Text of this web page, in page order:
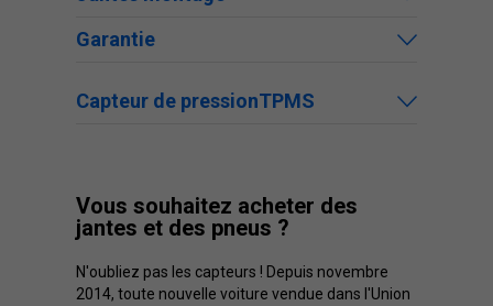
Garantie
Capteur de pressionTPMS
Vous souhaitez acheter des
jantes et des pneus ?
N'oubliez pas les capteurs ! Depuis novembre
2014, toute nouvelle voiture vendue dans l'Union